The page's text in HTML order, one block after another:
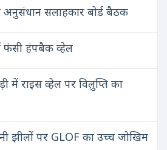
अनुसंधान सलाहकार बोर्ड बैठक
फंसी हंपबैक व्हेल
में राइस व्हेल पर विलुप्ति का
झीलों पर GLOF का उच्च जोखिम